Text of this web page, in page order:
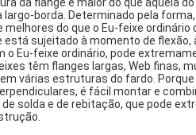
borda. Determinado pela
do que o Eu-feixe ordinário
sujeitado à momento de flexão,
Eu-feixe ordinário, pode
têm flanges largas, Web finas,
várias estruturas do fardo.
é fácil montar e
solda e de rebitação, que pode